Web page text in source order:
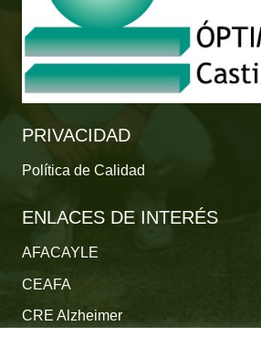
PRIVACIDAD
Política de Calidad
ENLACES DE INTERÉS
AFACAYLE
CEAFA
CRE Alzheimer